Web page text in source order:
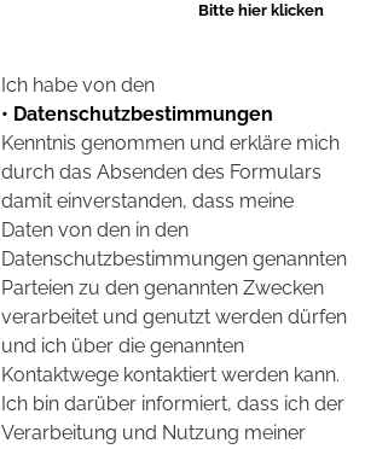
Bitte hier klicken
Ich habe von den
• Datenschutzbestimmungen
Kenntnis genommen und erkläre mich
durch das Absenden des Formulars
damit einverstanden, dass meine
Daten von den in den
Datenschutzbestimmungen genannten
Parteien zu den genannten Zwecken
verarbeitet und genutzt werden dürfen
und ich über die genannten
Kontaktwege kontaktiert werden kann.
Ich bin darüber informiert, dass ich der
Verarbeitung und Nutzung meiner